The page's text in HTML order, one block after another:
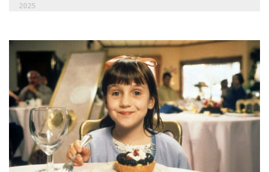
2025